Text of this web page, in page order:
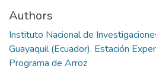
Authors
Instituto Nacional de
Guayaquil (Ecuador). Estación
Programa de Arroz